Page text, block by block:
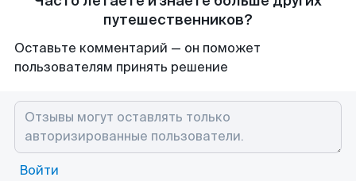
путешественников?
Оставьте комментарий — он поможет
пользователям принять решение
Войти